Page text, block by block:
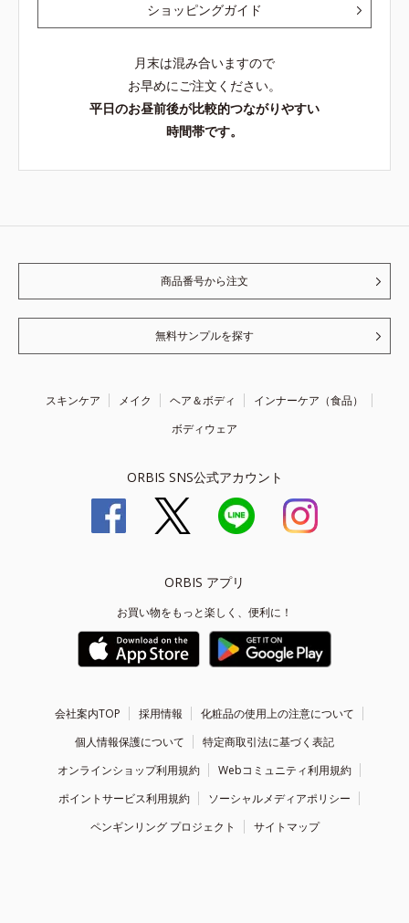
ショッピングガイド
月末は混み合いますので
お早めにご注文ください。
平日のお昼前後が比較的つながりやすい
時間帯です。
商品番号から注文
無料サンプルを探す
スキンケア メイク ヘア＆ボディ
インナーケア（食品）
ボディウェア
ORBIS SNS公式アカウント
ORBIS アプリ
お買い物をもっと楽しく、便利に！
会社案内TOP 採用情報
化粧品の使用上の注意について
個人情報保護について
特定商取引法に基づく表記
オンラインショップ利用規約
Webコミュニティ利用規約
ポイントサービス利用規約
ソーシャルメディアポリシー
ペンギンリング プロジェクト
サイトマップ